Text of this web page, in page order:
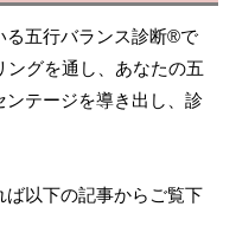
る五行バランス診断®で
ングを通し、あなたの五
テージを導き出し、診
以下の記事からご覧下